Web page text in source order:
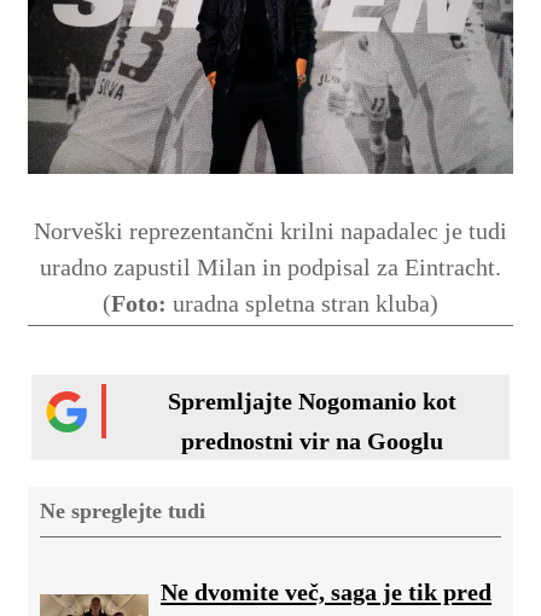
Norveški reprezentančni krilni napadalec je tudi
uradno zapustil Milan in podpisal za Eintracht.
(Foto: uradna spletna stran kluba)
Spremljajte Nogomanio kot
prednostni vir na Googlu
Ne spreglejte tudi
Ne dvomite več, saga je tik pred